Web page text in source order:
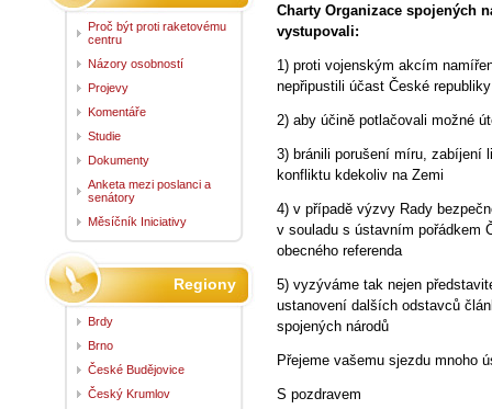
Charty Organizace spojených
vystupovali:
1) proti vojenským akcím
nepřipustili účast České
2) aby účině potlačovali možné
3) bránili porušení míru, zabíjení
konfliktu kdekoliv na Zemi
4) v případě výzvy Rady
v souladu s ústavním pořádkem
obecného referenda
5) vyzýváme tak nejen
ustanovení dalších odstavců
spojených národů
Přejeme vašemu sjezdu mnoho
S pozdravem
Proč být proti raketovému
centru
Názory osobností
Projevy
Komentáře
Studie
Dokumenty
Anketa mezi poslanci a
senátory
Měsíčník Iniciativy
Regiony
Brdy
Brno
České Budějovice
Český Krumlov